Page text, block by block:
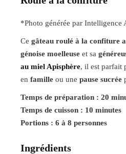
*Photo générée par Intelligence
Cegâteau roulé à la confiture
génoise moelleuse et sa
au miel Apisphère, il est parfait
en famille ou une pause sucrée
Temps de préparation : 20
Temps de cuisson : 10 minutes
Portions : 6 à 8 personnes
Ingrédients